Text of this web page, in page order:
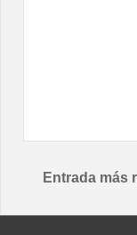
Entrada más